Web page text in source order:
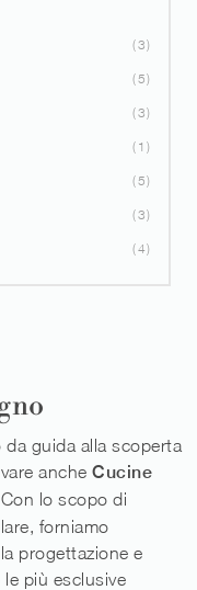
3
5
3
1
5
3
4
guida alla scoperta
anche Cucine
lo scopo di
forniamo
progettazione e
più esclusive